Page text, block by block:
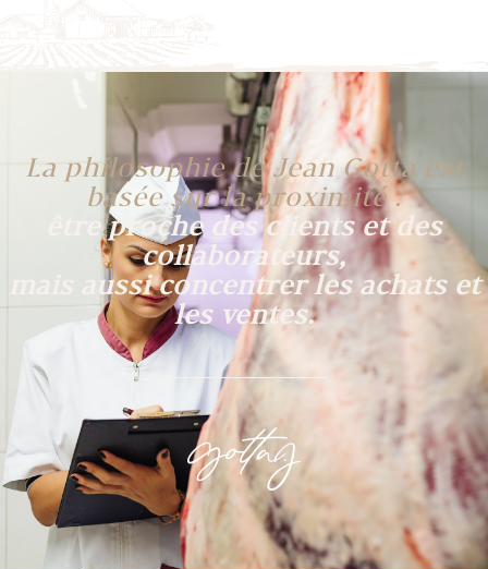
La philosophie de Jean Gotta est
basée sur la proximité :
être proche des clients et des
collaborateurs,
mais aussi concentrer les achats et
les ventes.